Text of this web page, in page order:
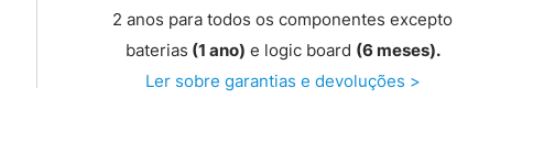
2 anos para todos os componentes excepto
baterias (1 ano) e logic board (6 meses).
Ler sobre garantias e devoluções >